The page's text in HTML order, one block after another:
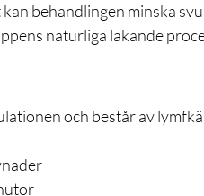
behandlingen minska
naturliga läkande
och består av